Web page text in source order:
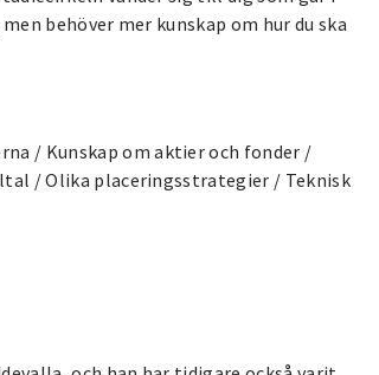
behöver mer kunskap om hur du ska
/ Kunskap om aktier och fonder /
/ Olika placeringsstrategier / Teknisk